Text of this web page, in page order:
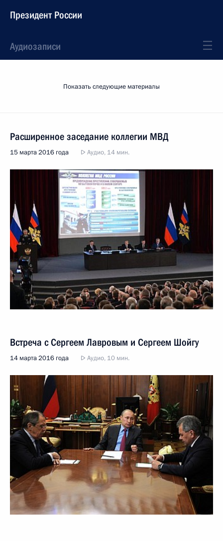
Президент России
Аудиозаписи
Показать следующие материалы
Расширенное заседание коллегии МВД
15 марта 2016 года Аудио, 14 мин.
Встреча с Сергеем Лавровым и Сергеем Шойгу
14 марта 2016 года Аудио, 10 мин.